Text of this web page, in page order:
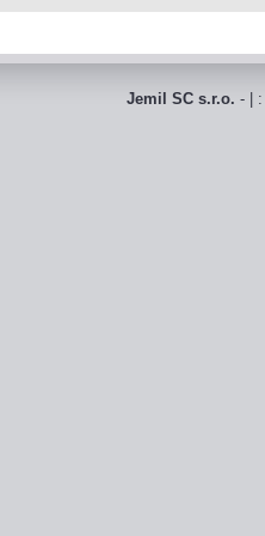
Jemil SC s.r.o. - |